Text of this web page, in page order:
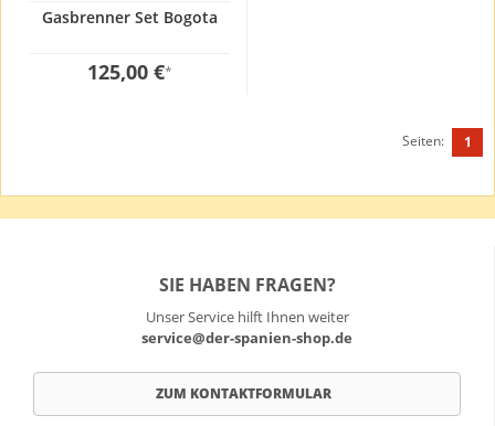
Gasbrenner Set Bogota
125,00 €*
Seiten: 1
SIE HABEN FRAGEN?
Unser Service hilft Ihnen weiter
service@der-spanien-shop.de
ZUM KONTAKTFORMULAR